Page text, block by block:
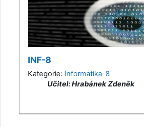
INF-8
Kategorie: Informatika-8
Učitel: Hrabánek Zdeněk